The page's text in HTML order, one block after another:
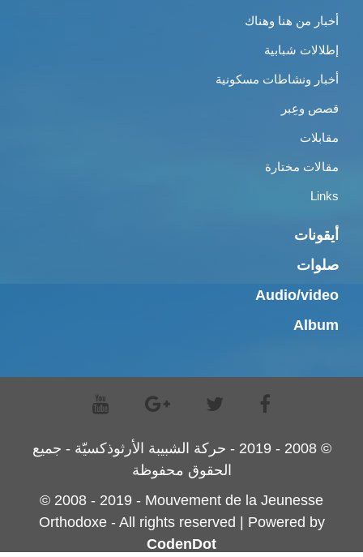
أخبار من هنا وهناك
إطلالات شبابية
أخبار ونشاطات مسكونية
قصص وعِبر
مقابلات
مقالات مختارة
Links
أيقونات
صلوات
Audio/video
Album
© 2008 - 2019 - حركة الشبيبة الأرثوذكسيّة - جميع
الحقوق محفوظة
© 2008 - 2019 - Mouvement de la Jeunesse
Orthodoxe - All rights reserved | Powered by
CodenDot